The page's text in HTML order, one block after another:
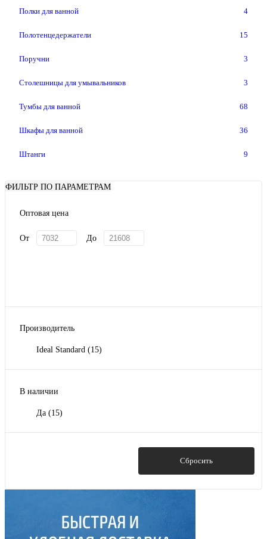
Полки для ванной 4
Полотенцедержатели 15
Поручни 3
Столешницы для умывальников 3
Тумбы для ванной 68
Шкафы для ванной 36
Штанги 9
ФИЛЬТР ПО ПАРАМЕТРАМ
Оптовая цена
От До
Производитель
Ideal Standard (15)
В наличии
Да (15)
Сбросить